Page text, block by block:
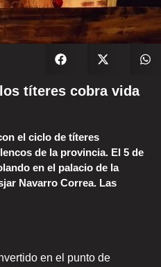
títeres cobra vida
el ciclo de títeres
de la provincia. El 5 de
en el palacio de la
Navarro Correa. Las
en el punto de